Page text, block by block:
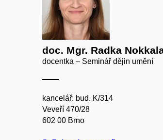
doc. Mgr. Radka
docentka – Seminář dějin umění
kancelář: bud. K/314
Veveří 470/28
602 00 Brno